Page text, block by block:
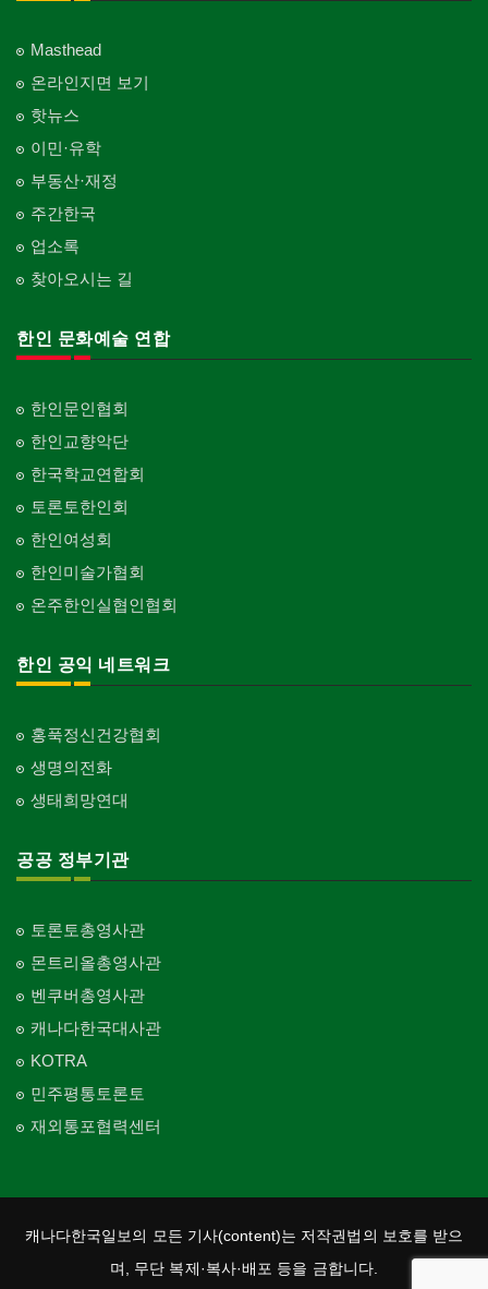
Masthead
온라인지면 보기
핫뉴스
이민·유학
부동산·재정
주간한국
업소록
찾아오시는 길
한인 문화예술 연합
한인문인협회
한인교향악단
한국학교연합회
토론토한인회
한인여성회
한인미술가협회
온주한인실협인협회
한인 공익 네트워크
홍푹정신건강협회
생명의전화
생태희망연대
공공 정부기관
토론토총영사관
몬트리올총영사관
벤쿠버총영사관
캐나다한국대사관
KOTRA
민주평통토론토
재외통포협력센터
캐나다한국일보의 모든 기사(content)는 저작권법의 보호를 받으
며, 무단 복제·복사·배포 등을 금합니다.